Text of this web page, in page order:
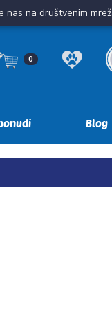
nas na društvenim
0
Blog